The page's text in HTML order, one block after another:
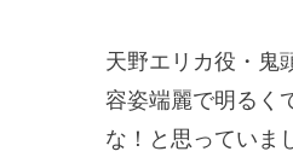
天野エリカ役・鬼
容姿端麗で明るく
な！と思っていま